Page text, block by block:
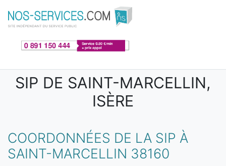
Aller au contenu principal
SIP DE SAINT-MARCELLIN,
ISÈRE
COORDONNÉES DE LA SIP À
SAINT-MARCELLIN 38160